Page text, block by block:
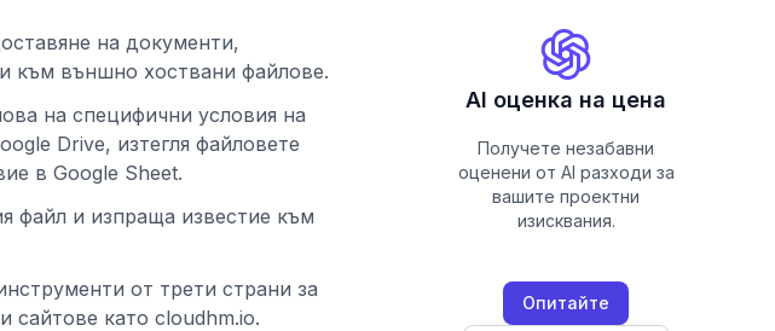
на документи,
към външно хоствани файлове.
на специфични условия на
Drive, изтегля файловете
в Google Sheet.
файл и изпраща известие към
от трети страни за
сайтове като cloudhm.io.
AI оценка на цена
Получете незабавни
оценени от AI разходи за
вашите проектни
изисквания.
Опитайте